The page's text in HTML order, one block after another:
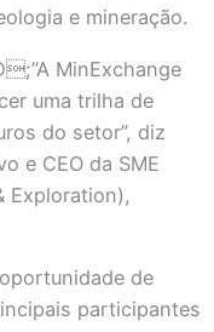
e mineração.
MinExchange
uma trilha de
do setor”, diz
e CEO da SME
Exploration),
de
participantes